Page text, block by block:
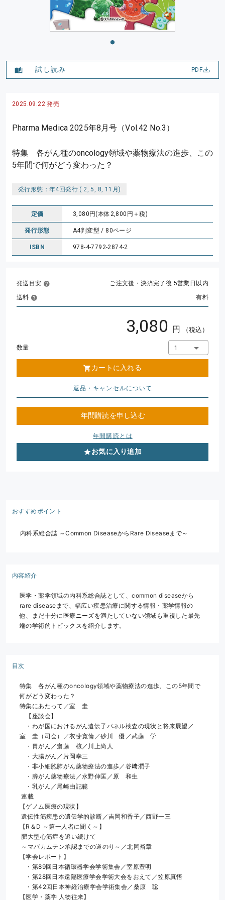
試し読み PDF
2025.09.22 発売
Pharma Medica 2025年8月号（Vol.42 No.3）
特集 各がん種のoncology領域や薬物療法の進歩、この
5年間で何がどう変わった？
発行形態：年4回発行 ( 2, 5, 8, 11月)
定価 3,080円(本体2,800円＋税)
発行形態 A4判変型 / 80ページ
ISBN 978-4-7792-2874-2
発送目安
ご注文後・決済完了後 5営業日以内
送料
有料
3,080 円 （税込）
数量 1
カートに入れる
返品・キャンセルについて
年間購読を申し込む
年間購読とは
お気に入り追加
おすすめポイント
内科系総合誌 ～Common DiseaseからRare Diseaseまで～
内容紹介
医学・薬学領域の内科系総合誌として、common diseaseから
rare diseaseまで、幅広い疾患治療に関する情報・薬学情報の
他、まだ十分に医療ニーズを満たしていない領域も重視した最先
端の学術的トピックスを紹介します。
目次
特集　各がん種のoncology領域や薬物療法の進歩、この5年間で
何がどう変わった？
特集にあたって／室　圭
【座談会】
・わが国におけるがん遺伝子パネル検査の現状と将来展望／
室　圭（司会）／衣斐寛倫／砂川　優／武藤　学
・胃がん／齋藤　椋／川上尚人
・大腸がん／片岡幸三
・非小細胞肺がん薬物療法の進歩／谷﨑潤子
・膵がん薬物療法／水野伸匡／原　和生
・乳がん／尾崎由記範
連載
【ゲノム医療の現状】
遺伝性筋疾患の遺伝学的診断／吉岡和香子／西野一三
【R＆D ～第一人者に聞く～】
肥大型心筋症を追い続けて
～マバカムテン承認までの道のり～／北岡裕章
【学会レポート】
・第89回日本循環器学会学術集会／室原豊明
・第28回日本遠隔医療学会学術大会をおえて／笠原真悟
・第42回日本神経治療学会学術集会／桑原　聡
【医学・薬学 人物往来】